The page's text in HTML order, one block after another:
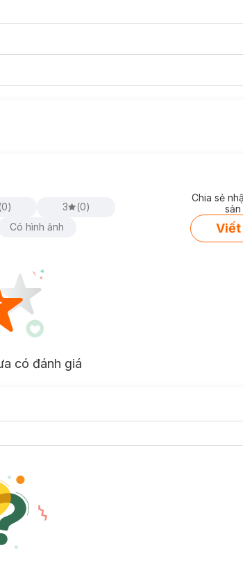
(0) 3 (0)
Có hình ảnh
Chia sẻ
Viết
có đánh giá